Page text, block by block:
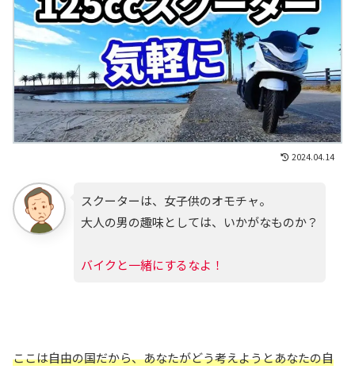
2024.04.14
スクーターは、女子供のオモチャ。
大人の男の趣味としては、いかがなものか？
バイクと一緒にするなよ！
ここは自由の国だから、あなたがどう考えようとあなたの自